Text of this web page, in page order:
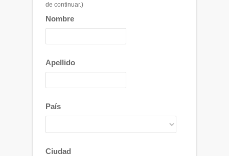
de continuar.)
Nombre
Apellido
País
Ciudad